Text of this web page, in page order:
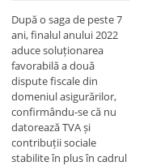
După o saga de peste 7
ani, finalul anului 2022
aduce soluționarea
favorabilă a două
dispute fiscale din
domeniul asigurărilor,
confirmându-se că nu
datorează TVA și
contribuții sociale
stabilite în plus în cadrul